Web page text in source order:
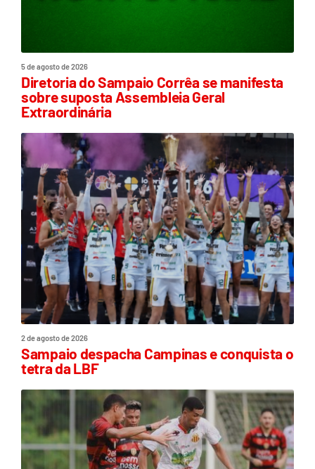
5 de agosto de 2026
Diretoria do Sampaio Corrêa se manifesta
sobre suposta Assembleia Geral
Extraordinária
2 de agosto de 2026
Sampaio despacha Campinas e conquista o
tetra da LBF